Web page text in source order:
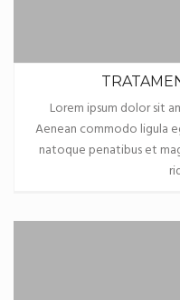
Lorem ipsum dolor sit
Aenean commodo ligula
natoque penatibus et